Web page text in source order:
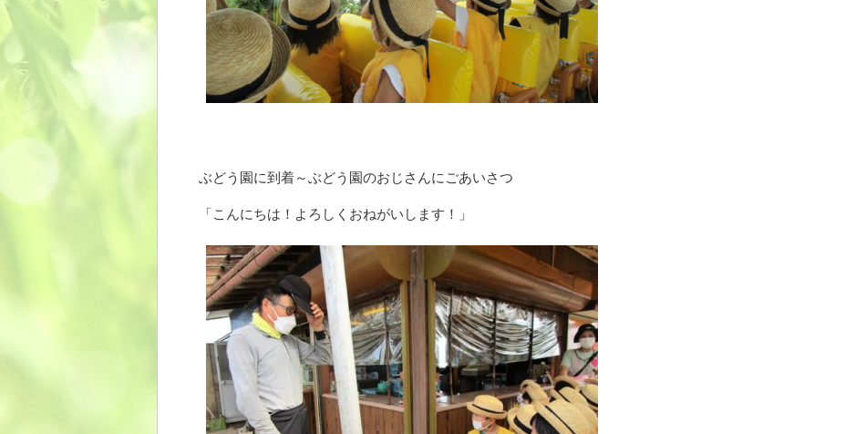
ぶどう園に到着～ぶどう園のおじさんにごあいさつ
「こんにちは！よろしくおねがいします！」